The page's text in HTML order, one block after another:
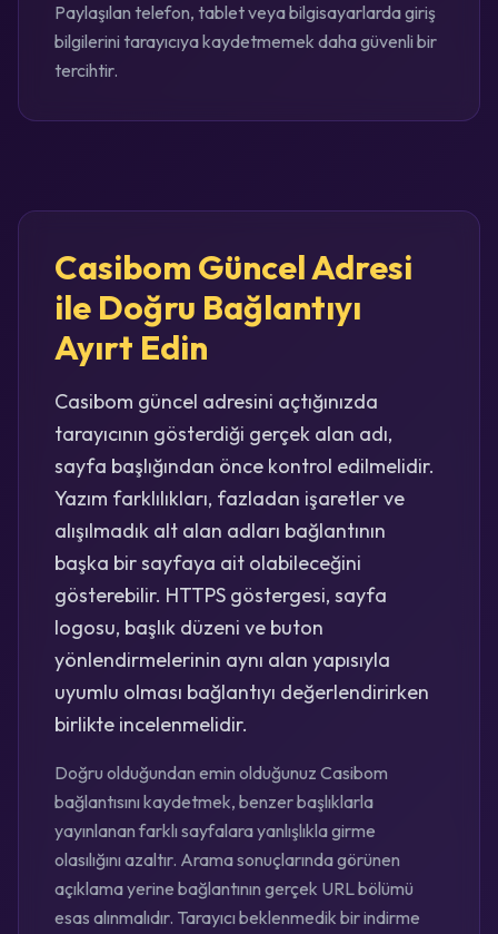
Paylaşılan telefon, tablet veya bilgisayarlarda giriş
bilgilerini tarayıcıya kaydetmemek daha güvenli bir
tercihtir.
Casibom Güncel Adresi
ile Doğru Bağlantıyı
Ayırt Edin
Casibom güncel adresini açtığınızda
tarayıcının gösterdiği gerçek alan adı,
sayfa başlığından önce kontrol edilmelidir.
Yazım farklılıkları, fazladan işaretler ve
alışılmadık alt alan adları bağlantının
başka bir sayfaya ait olabileceğini
gösterebilir. HTTPS göstergesi, sayfa
logosu, başlık düzeni ve buton
yönlendirmelerinin aynı alan yapısıyla
uyumlu olması bağlantıyı değerlendirirken
birlikte incelenmelidir.
Doğru olduğundan emin olduğunuz Casibom
bağlantısını kaydetmek, benzer başlıklarla
yayınlanan farklı sayfalara yanlışlıkla girme
olasılığını azaltır. Arama sonuçlarında görünen
açıklama yerine bağlantının gerçek URL bölümü
esas alınmalıdır. Tarayıcı beklenmedik bir indirme